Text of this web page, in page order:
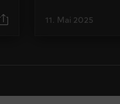
11. Mai 2025